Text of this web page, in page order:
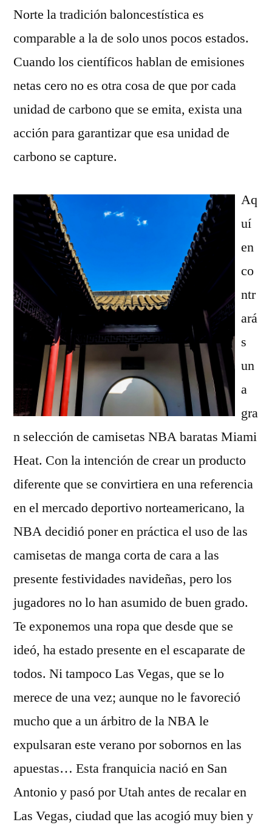
Norte la tradición baloncestística es
comparable a la de solo unos pocos estados.
Cuando los científicos hablan de emisiones
netas cero no es otra cosa de que por cada
unidad de carbono que se emita, exista una
acción para garantizar que esa unidad de
carbono se capture.
Aq
uí
en
co
ntr
ará
s
un
a
gra
n selección de camisetas NBA baratas Miami
Heat. Con la intención de crear un producto
diferente que se convirtiera en una referencia
en el mercado deportivo norteamericano, la
NBA decidió poner en práctica el uso de las
camisetas de manga corta de cara a las
presente festividades navideñas, pero los
jugadores no lo han asumido de buen grado.
Te exponemos una ropa que desde que se
ideó, ha estado presente en el escaparate de
todos. Ni tampoco Las Vegas, que se lo
merece de una vez; aunque no le favoreció
mucho que a un árbitro de la NBA le
expulsaran este verano por sobornos en las
apuestas… Esta franquicia nació en San
Antonio y pasó por Utah antes de recalar en
Las Vegas, ciudad que las acogió muy bien y